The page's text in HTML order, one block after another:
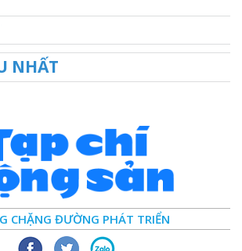
NHẤT
CHẶNG ĐƯỜNG PHÁT TRIỂN